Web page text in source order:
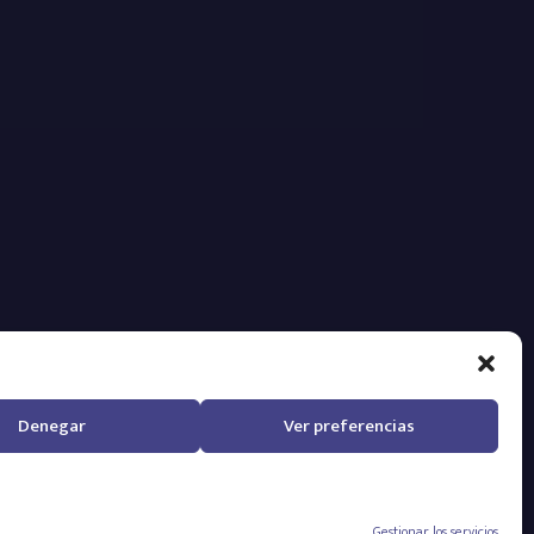
Denegar Ver preferencias